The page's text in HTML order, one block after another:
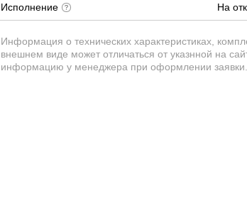
Исполнение На
Информация о технических характеристиках,
внешнем виде может отличаться от указнной на
информацию у менеджера при оформлении заявки.